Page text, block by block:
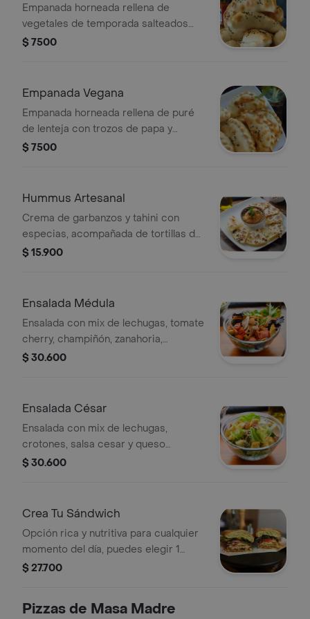
Empanada horneada rellena de
vegetales de temporada salteados
con arroz, plátano maduro y salsa
$ 7500
Empanada Vegana
Empanada horneada rellena de puré
de lenteja con trozos de papa y
coliflor. (con encurtido de la casa)
$ 7500
Hummus Artesanal
Crema de garbanzos y tahini con
especias, acompañada de tortillas de
trigo. un snack saludable y lleno de
$ 15.900
Ensalada Médula
Ensalada con mix de lechugas, tomate
cherry, champiñón, zanahoria,
jalapeño, cebolla ocañera encurtida,
$ 30.600
Ensalada César
Ensalada con mix de lechugas,
crotones, salsa cesar y queso
parmesano.
$ 30.600
Crea Tu Sándwich
Opción rica y nutritiva para cualquier
momento del día, puedes elegir 1
proteína, 3 vegetales, 1 queso, 1 salsa
$ 27.700
Pizzas de Masa Madre